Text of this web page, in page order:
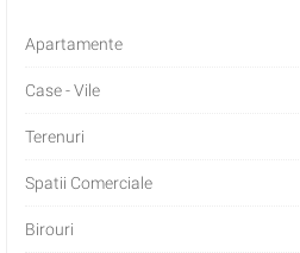
Apartamente
Case - Vile
Terenuri
Spatii Comerciale
Birouri